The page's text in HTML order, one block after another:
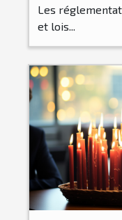
Les
et lois...